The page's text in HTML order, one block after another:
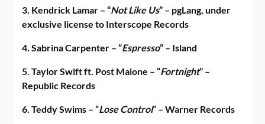
3. Kendrick Lamar – “Not Like Us” – pgLang, under
exclusive license to Interscope Records
4. Sabrina Carpenter – “Espresso” – Island
5. Taylor Swift ft. Post Malone – “Fortnight” –
Republic Records
6. Teddy Swims – “Lose Control” – Warner Records